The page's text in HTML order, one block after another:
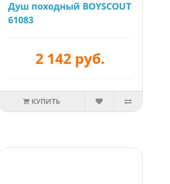
Душ походный BOYSCOUT
61083
2 142 руб.
КУПИТЬ